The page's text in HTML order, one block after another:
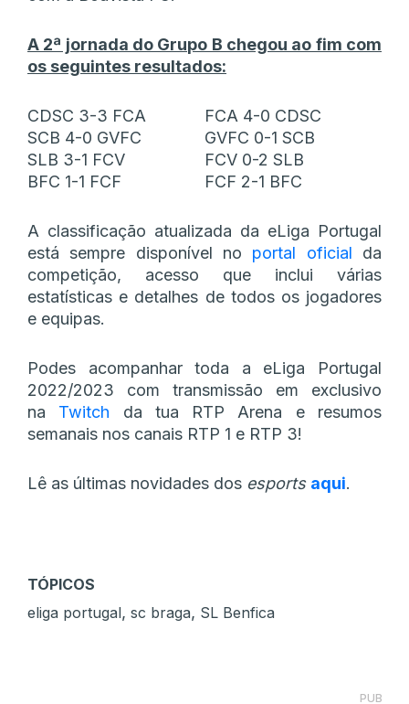
A 2ª jornada do Grupo B chegou ao fim com
os seguintes resultados:
CDSC 3-3 FCA
FCA 4-0 CDSC
SCB 4-0 GVFC
GVFC 0-1 SCB
SLB 3-1 FCV
FCV 0-2 SLB
BFC 1-1 FCF
FCF 2-1 BFC
A classificação atualizada da eLiga Portugal
está sempre disponível no portal oficial da
competição, acesso que inclui várias
estatísticas e detalhes de todos os jogadores
e equipas.
Podes acompanhar toda a eLiga Portugal
2022/2023 com transmissão em exclusivo
na Twitch da tua RTP Arena e resumos
semanais nos canais RTP 1 e RTP 3!
Lê as últimas novidades dos esports aqui.
TÓPICOS
eliga portugal, sc braga, SL Benfica
PUB